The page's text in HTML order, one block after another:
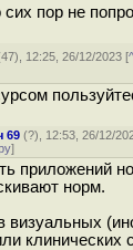
пор не
47), 12:25, 26/12/2023 [
69 (?), 12:53, 26/12/
]
приложений
норм.
визуальных
клинических